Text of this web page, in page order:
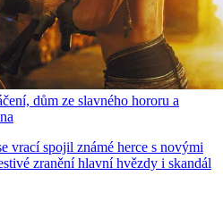
dům ze slavného hororu a
vrací spojil známé herce s novými
zranění hlavní hvězdy i skandál